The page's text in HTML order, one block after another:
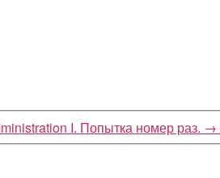
I. Попытка номер раз. →